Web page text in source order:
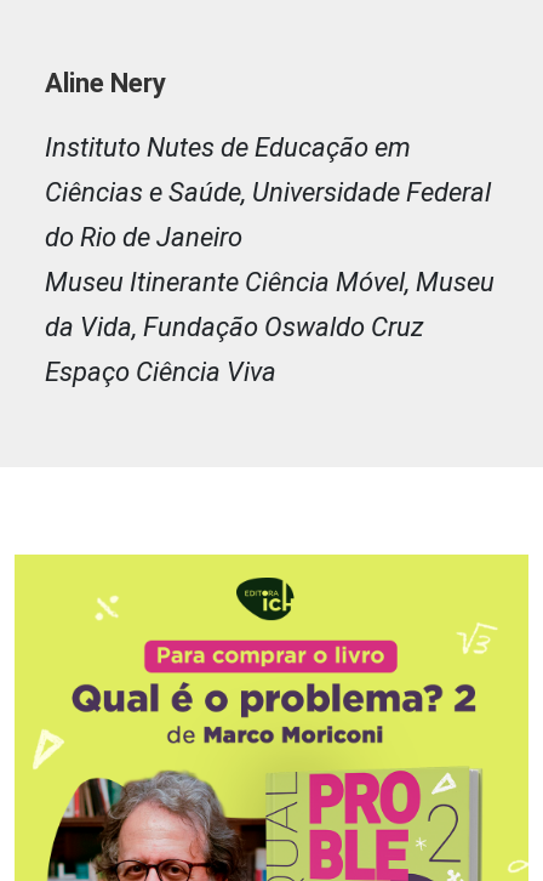
Aline Nery
Instituto Nutes de Educação em
Ciências e Saúde, Universidade Federal
do Rio de Janeiro
Museu Itinerante Ciência Móvel, Museu
da Vida, Fundação Oswaldo Cruz
Espaço Ciência Viva